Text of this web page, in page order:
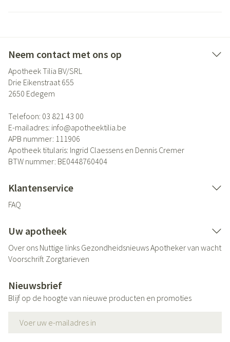
Neem contact met ons op
Apotheek Tilia BV/SRL
Drie Eikenstraat 655
2650 Edegem
Telefoon: 03 821 43 00
E-mailadres: info@apotheektilia.be
APB nummer: 111906
Apotheek titularis: Ingrid Claessens en Dennis Cremer
BTW nummer: BE0448760404
Klantenservice
FAQ
Uw apotheek
Over ons Nuttige links GezondheidsnieuwsApotheker van wacht
Voorschrift Zorgtarieven
Nieuwsbrief
Blijf op de hoogte van nieuwe producten en promoties